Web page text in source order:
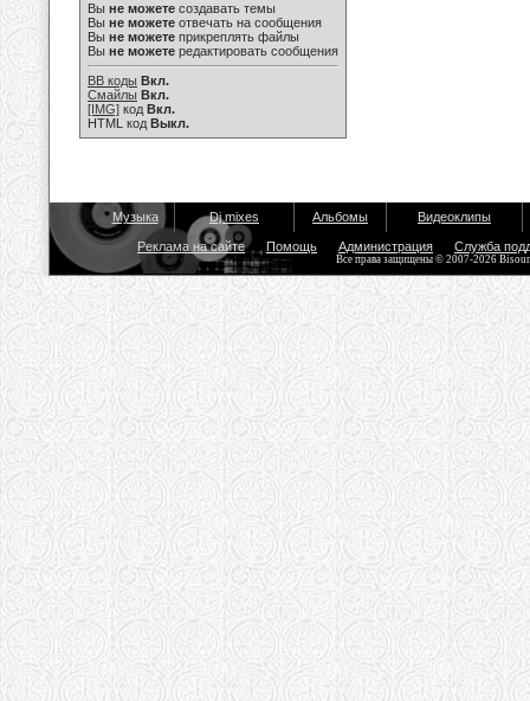
Вы не можете создавать темы
Вы не можете отвечать на сообщения
Вы не можете прикреплять файлы
Вы не можете редактировать сообщения
BB коды Вкл.
Смайлы Вкл.
[IMG] код Вкл.
HTML код Выкл.
Музыка Dj mixes Альбомы Видеоклипы
Реклама на сайте Помощь Администрация Служба
Все права защищены © 2007-2026